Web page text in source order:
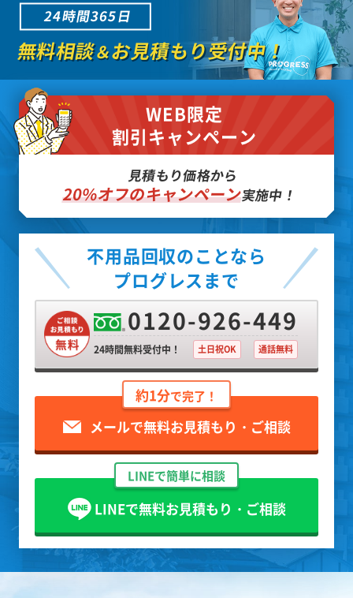
24時間365日
無料相談＆お見積もり受付中！
WEB限定
割引キャンペーン
見積もり価格から
20%オフのキャンペーン実施中！
不用品回収のことなら
プログレスまで
0120-926-449
24時間無料受付中！ 土日祝OK 通話無料
約1分で完了！
メールで無料お見積もり・ご相談
LINEで簡単に相談
LINEで無料お見積もり・ご相談